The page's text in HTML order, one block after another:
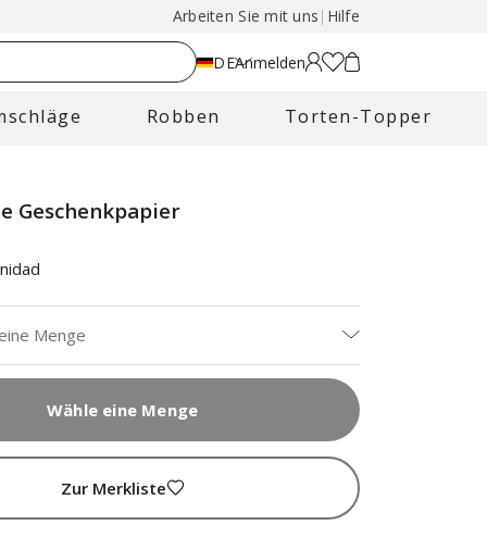
Arbeiten Sie mit uns | Hilfe
DEAnmelden
Robben Torten-Topper
Geschenkpapier
Menge
Wähle eine Menge
Zur Merkliste